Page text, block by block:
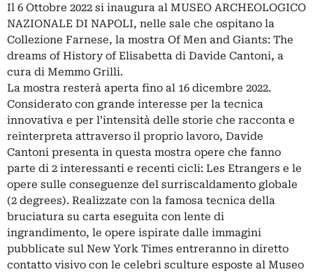
Il 6 Ottobre 2022 si inaugura al MUSEO ARCHEOLOGICO
NAZIONALE DI NAPOLI, nelle sale che ospitano la
Collezione Farnese, la mostra Of Men and Giants: The
dreams of History of Elisabetta di Davide Cantoni, a
cura di Memmo Grilli.
La mostra resterà aperta fino al 16 dicembre 2022.
Considerato con grande interesse per la tecnica
innovativa e per l’intensità delle storie che racconta e
reinterpreta attraverso il proprio lavoro, Davide
Cantoni presenta in questa mostra opere che fanno
parte di 2 interessanti e recenti cicli: Les Etrangers e le
opere sulle conseguenze del surriscaldamento globale
(2 degrees). Realizzate con la famosa tecnica della
bruciatura su carta eseguita con lente di
ingrandimento, le opere ispirate dalle immagini
pubblicate sul New York Times entreranno in diretto
contatto visivo con le celebri sculture esposte al Museo